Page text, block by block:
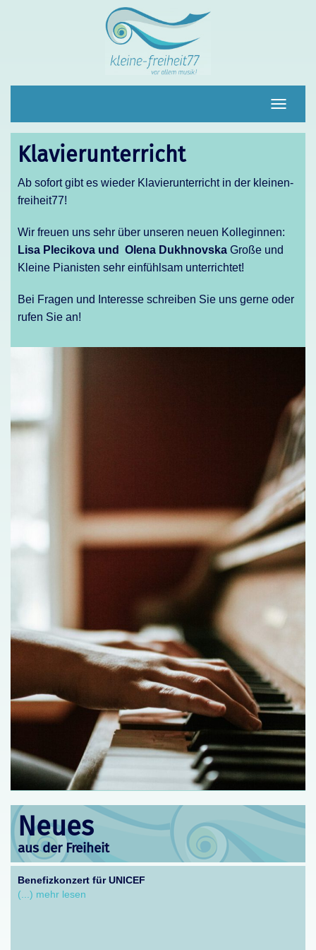
Klavierunterricht
Ab sofort gibt es wieder Klavierunterricht in der kleinen-
freiheit77!
Wir freuen uns sehr über unseren neuen Kolleginnen:
Lisa Plecikova und Olena Dukhnovska Große und
Kleine Pianisten sehr einfühlsam unterrichtet!
Bei Fragen und Interesse schreiben Sie uns gerne oder
rufen Sie an!
Neues
aus der Freiheit
Benefizkonzert für UNICEF
(...) mehr lesen